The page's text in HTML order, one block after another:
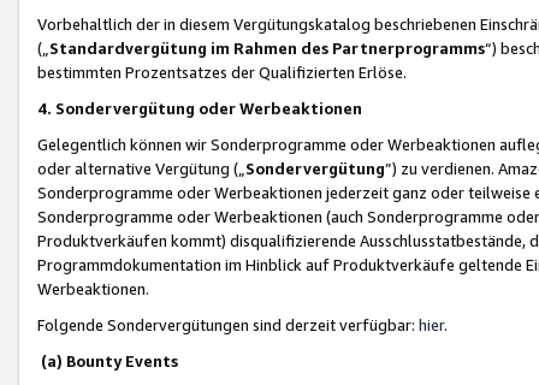
Vorbehaltlich der in diesem Vergütungskatalog beschriebenen
(„ Standardvergütung im Rahmen des Partnerprogramms“)
bestimmten Prozentsatzes der Qualifizierten Erlöse.
4. Sondervergütung oder Werbeaktionen
Gelegentlich können wir Sonderprogramme oder Werbeaktionen
oder alternative Vergütung („ Sondervergütung”) zu verdienen.
Sonderprogramme oder Werbeaktionen jederzeit ganz oder
Sonderprogramme oder Werbeaktionen (auch Sonderprogramme
Produktverkäufen kommt) disqualifizierende Ausschlusstatbestände,
Programmdokumentation im Hinblick auf Produktverkäufe geltende
Werbeaktionen.
Folgende Sondervergütungen sind derzeit verfügbar: hier.
(a) Bounty Events